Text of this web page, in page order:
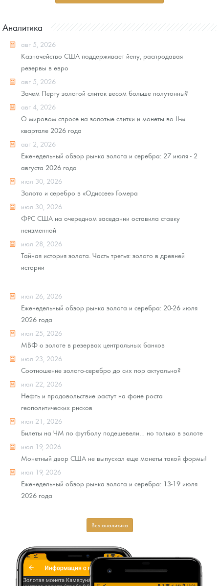
Аналитика
авг 5, 2026
Казначейство США поддерживает йену, распродавая
резервы в евро
авг 5, 2026
Зачем Перту золотой слиток весом больше полутонны?
авг 4, 2026
О мировом спросе на золотые слитки и монеты во II-м
квартале 2026 года
авг 2, 2026
Еженедельный обзор рынка золота и серебра: 27 июля - 2
августа 2026 года
июл 30, 2026
Золото и серебро в «Одиссее» Гомера
июл 30, 2026
ФРС США на очередном заседании оставила ставку
неизменной
июл 28, 2026
Тайная история золота. Часть третья: золото в древней
истории
июл 26, 2026
Еженедельный обзор рынка золота и серебра: 20-26 июля
2026 года
июл 25, 2026
МВФ о золоте в резервах центральных банков
июл 23, 2026
Соотношение золото-серебро до сих пор актуально?
июл 22, 2026
Нефть и продовольствие растут на фоне роста
геополитических рисков
июл 21, 2026
Билеты на ЧМ по футболу подешевели… но только в золоте
июл 19, 2026
Монетный двор США не выпускал еще монеты такой формы!
июл 19, 2026
Еженедельный обзор рынка золота и серебра: 13-19 июля
2026 года
Вся аналитика